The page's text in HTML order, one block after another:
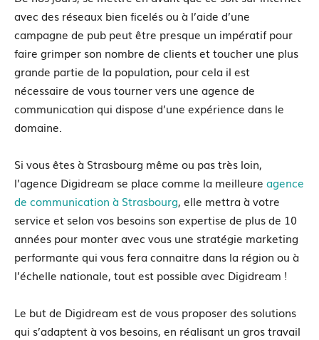
avec des réseaux bien ficelés ou à l’aide d’une
campagne de pub peut être presque un impératif pour
faire grimper son nombre de clients et toucher une plus
grande partie de la population, pour cela il est
nécessaire de vous tourner vers une agence de
communication qui dispose d’une expérience dans le
domaine.
Si vous êtes à Strasbourg même ou pas très loin,
l’agence Digidream se place comme la meilleure agence
de communication à Strasbourg, elle mettra à votre
service et selon vos besoins son expertise de plus de 10
années pour monter avec vous une stratégie marketing
performante qui vous fera connaitre dans la région ou à
l’échelle nationale, tout est possible avec Digidream !
Le but de Digidream est de vous proposer des solutions
qui s’adaptent à vos besoins, en réalisant un gros travail